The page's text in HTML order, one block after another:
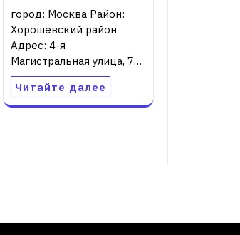
город: Москва Район:
Хорошёвский район
Адрес: 4-я
Магистральная улица, 7…
Читайте далее